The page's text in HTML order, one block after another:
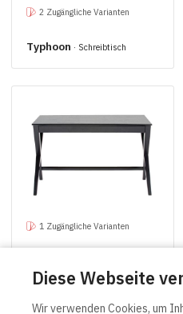
Diese Webseite
Wir verwenden Cookies, um
2 Zugängliche Varianten
Typhoon · Schreibtisch
1 Zugängliche Varianten